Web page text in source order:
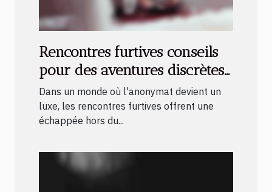
Rencontres furtives conseils
pour des aventures discrètes
et passionnées
Dans un monde où l'anonymat devient un
luxe, les rencontres furtives offrent une
échappée hors du...